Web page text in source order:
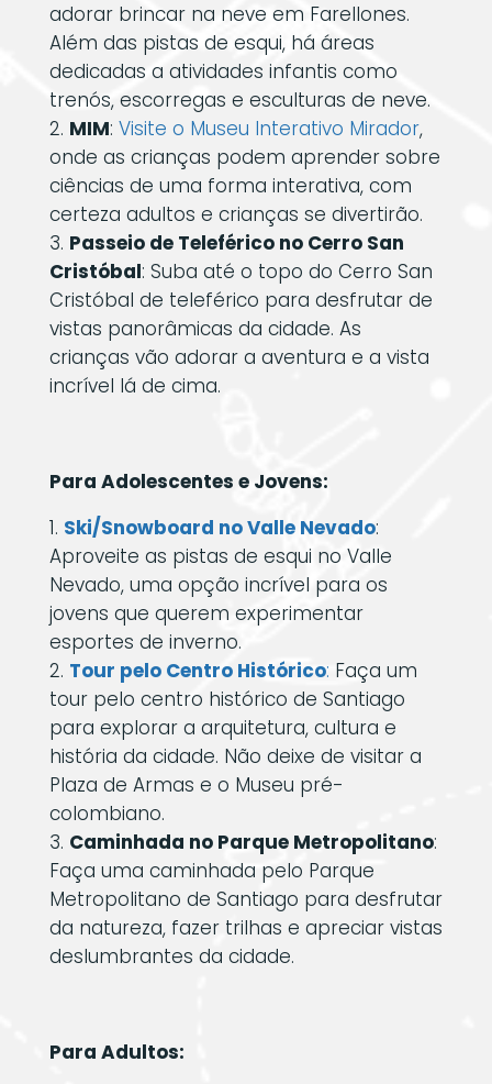
adorar brincar na neve em Farellones.
Além das pistas de esqui, há áreas
dedicadas a atividades infantis como
trenós, escorregas e esculturas de neve.
MIM: Visite o Museu Interativo Mirador,
onde as crianças podem aprender sobre
ciências de uma forma interativa, com
certeza adultos e crianças se divertirão.
Passeio de Teleférico no Cerro San
Cristóbal: Suba até o topo do Cerro San
Cristóbal de teleférico para desfrutar de
vistas panorâmicas da cidade. As
crianças vão adorar a aventura e a vista
incrível lá de cima.
Para Adolescentes e Jovens:
Ski/Snowboard no Valle Nevado:
Aproveite as pistas de esqui no Valle
Nevado, uma opção incrível para os
jovens que querem experimentar
esportes de inverno.
Tour pelo Centro Histórico: Faça um
tour pelo centro histórico de Santiago
para explorar a arquitetura, cultura e
história da cidade. Não deixe de visitar a
Plaza de Armas e o Museu pré-
colombiano.
Caminhada no Parque Metropolitano:
Faça uma caminhada pelo Parque
Metropolitano de Santiago para desfrutar
da natureza, fazer trilhas e apreciar vistas
deslumbrantes da cidade.
Para Adultos: